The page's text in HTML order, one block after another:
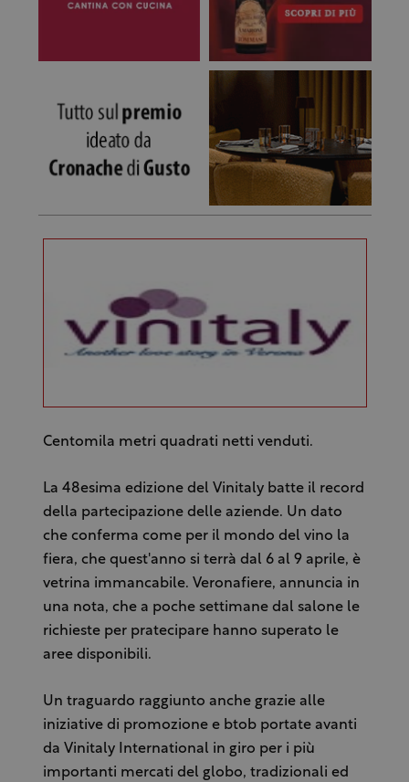
Centomila metri quadrati netti venduti.
La 48esima edizione del Vinitaly batte il record
della partecipazione delle aziende. Un dato
che conferma come per il mondo del vino la
fiera, che quest'anno si terrà dal 6 al 9 aprile, è
vetrina immancabile. Veronafiere, annuncia in
una nota, che a poche settimane dal salone le
richieste per pratecipare hanno superato le
aree disponibili.
Un traguardo raggiunto anche grazie alle
iniziative di promozione e btob portate avanti
da Vinitaly International in giro per i più
importanti mercati del globo, tradizionali ed